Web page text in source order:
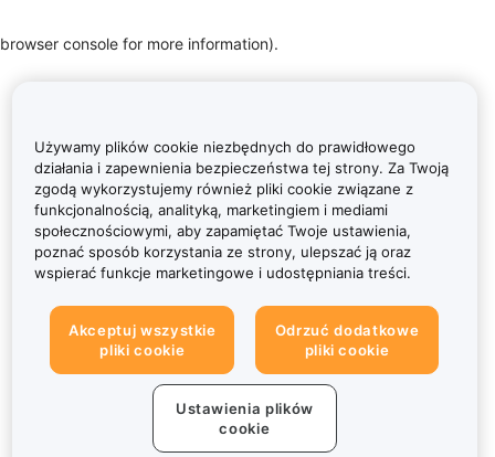
browser console for more information).
Używamy plików cookie niezbędnych do prawidłowego
działania i zapewnienia bezpieczeństwa tej strony. Za Twoją
zgodą wykorzystujemy również pliki cookie związane z
funkcjonalnością, analityką, marketingiem i mediami
społecznościowymi, aby zapamiętać Twoje ustawienia,
poznać sposób korzystania ze strony, ulepszać ją oraz
wspierać funkcje marketingowe i udostępniania treści.
Akceptuj wszystkie
pliki cookie
Odrzuć dodatkowe
pliki cookie
Ustawienia plików
cookie